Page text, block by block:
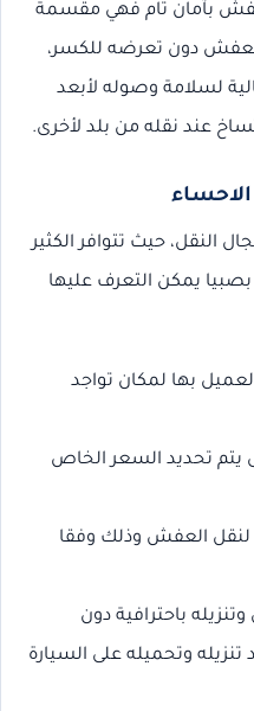
بآمان تام فهي مقسمة
دون تعرضه للكسر،
لسلامة وصوله لأبعد
عند نقله من بلد لأخرى.
النقل، حيث تتوافر الكثير
يمكن التعرف عليها
بها لمكان تواجد
يتم تحديد السعر الخاص
لنقل العفش وذلك وفقا
باحترافية دون
وتحميله على السيارة